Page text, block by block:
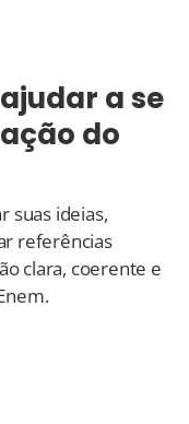
a se
do
suas ideias,
referências
clara, coerente e